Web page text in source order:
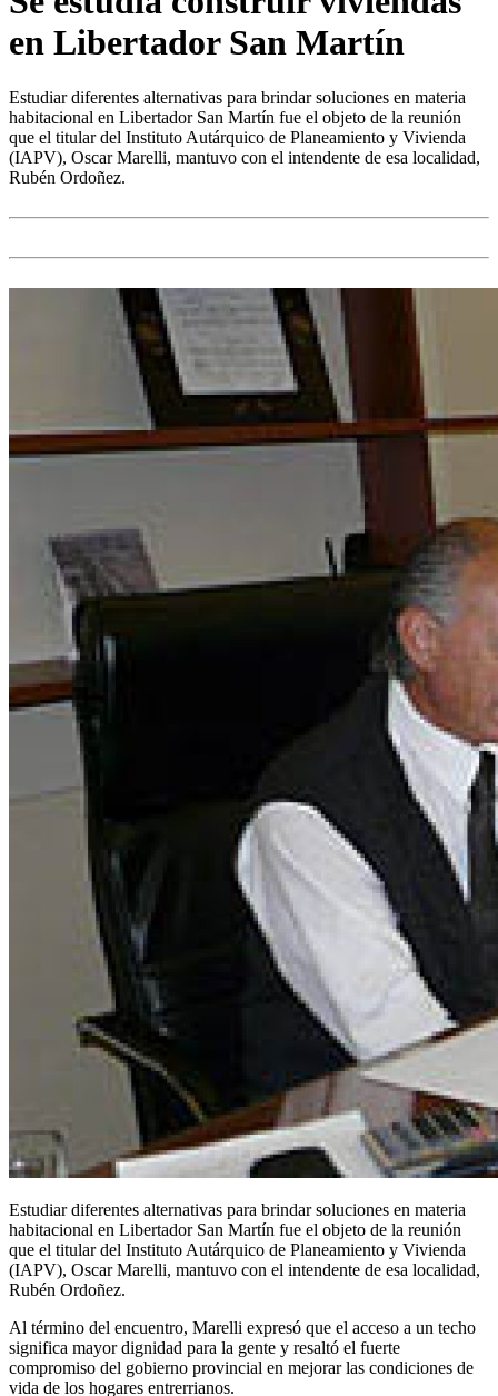
en Libertador San Martín
Estudiar diferentes alternativas para brindar soluciones en materia
habitacional en Libertador San Martín fue el objeto de la reunión
que el titular del Instituto Autárquico de Planeamiento y Vivienda
(IAPV), Oscar Marelli, mantuvo con el intendente de esa localidad,
Rubén Ordoñez.
Estudiar diferentes alternativas para brindar soluciones en materia
habitacional en Libertador San Martín fue el objeto de la reunión
que el titular del Instituto Autárquico de Planeamiento y Vivienda
(IAPV), Oscar Marelli, mantuvo con el intendente de esa localidad,
Rubén Ordoñez.
Al término del encuentro, Marelli expresó que el acceso a un techo
significa mayor dignidad para la gente y resaltó el fuerte
compromiso del gobierno provincial en mejorar las condiciones de
vida de los hogares entrerrianos.